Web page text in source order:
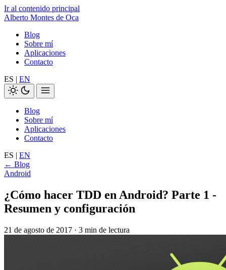
Ir al contenido principal
Alberto Montes de Oca
Blog
Sobre mí
Aplicaciones
Contacto
ES | EN
Blog
Sobre mí
Aplicaciones
Contacto
ES | EN
← Blog
Android
¿Cómo hacer TDD en Android? Parte 1 -
Resumen y configuración
21 de agosto de 2017 · 3 min de lectura